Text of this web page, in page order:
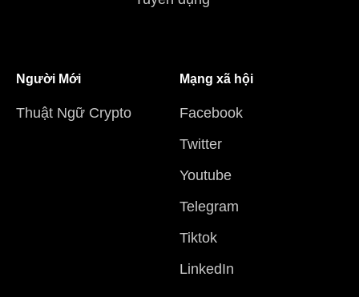
Người Mới
Thuật Ngữ Crypto
Mạng xã hội
Facebook
Twitter
Youtube
Telegram
Tiktok
LinkedIn